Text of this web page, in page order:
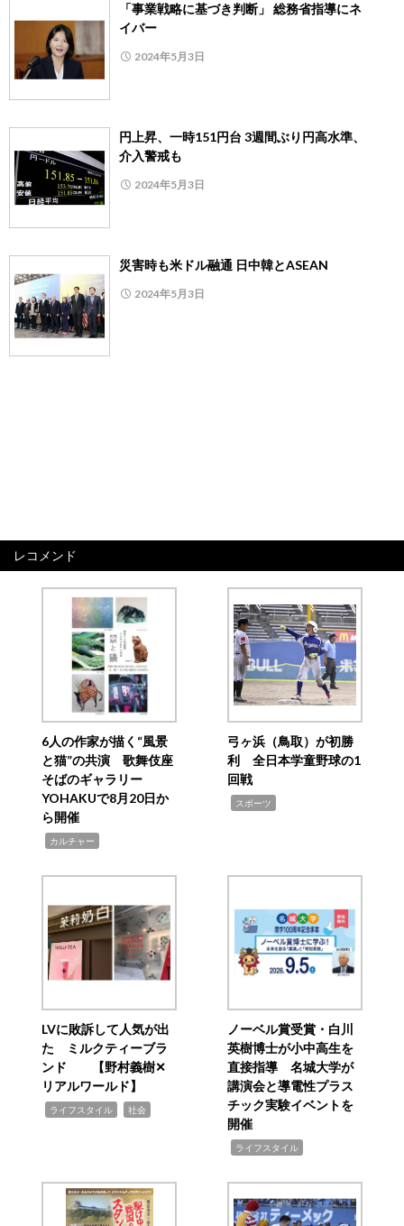
「事業戦略に基づき判断」 総務省指導にネ
イバー
2024年5月3日
円上昇、一時151円台 3週間ぶり円高水準、
介入警戒も
2024年5月3日
災害時も米ドル融通 日中韓とASEAN
2024年5月3日
レコメンド
6人の作家が描く“風景
と猫”の共演 歌舞伎座
そばのギャラリー
YOHAKUで8月20日か
ら開催
カルチャー
弓ヶ浜（鳥取）が初勝
利 全日本学童野球の1
回戦
スポーツ
LVに敗訴して人気が出
た ミルクティーブラ
ンド 【野村義樹✕
リアルワールド】
ライフスタイル 社会
ノーベル賞受賞・白川
英樹博士が小中高生を
直接指導 名城大学が
講演会と導電性プラス
チック実験イベントを
開催
ライフスタイル